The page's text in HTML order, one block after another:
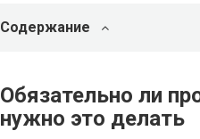
Содержание
Обязательно ли
нужно это делать